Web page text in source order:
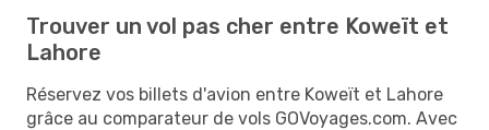
Trouver un vol pas cher entre Koweït et
Lahore
Réservez vos billets d'avion entre Koweït et Lahore
grâce au comparateur de vols GOVoyages.com. Avec